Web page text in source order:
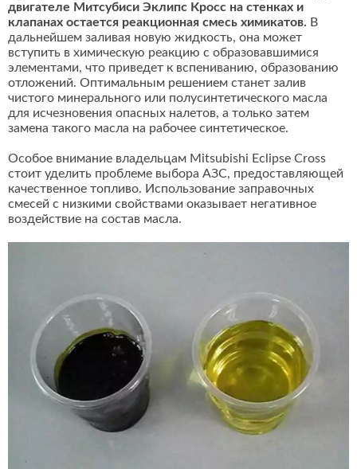
двигателе Митсубиси Эклипс Кросс на стенках и
клапанах остается реакционная смесь химикатов. В
дальнейшем заливая новую жидкость, она может
вступить в химическую реакцию с образовавшимися
элементами, что приведет к вспениванию, образованию
отложений. Оптимальным решением станет залив
чистого минерального или полусинтетического масла
для исчезновения опасных налетов, а только затем
замена такого масла на рабочее синтетическое.
Особое внимание владельцам Mitsubishi Eclipse Cross
стоит уделить проблеме выбора АЗС, предоставляющей
качественное топливо. Использование заправочных
смесей с низкими свойствами оказывает негативное
воздействие на состав масла.